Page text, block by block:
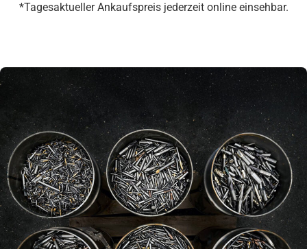
*Tagesaktueller Ankaufspreis jederzeit online einsehbar.